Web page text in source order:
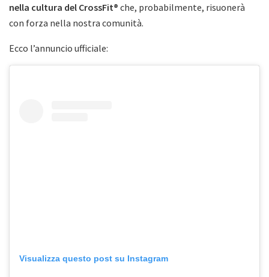
nella cultura del CrossFit® che, probabilmente, risuonerà
con forza nella nostra comunità.
Ecco l’annuncio ufficiale:
Visualizza questo post su Instagram